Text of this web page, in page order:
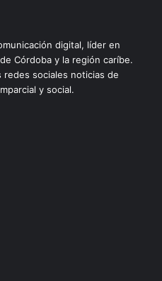
digital, líder en
Córdoba y la región caríbe.
sociales noticias de
y social.